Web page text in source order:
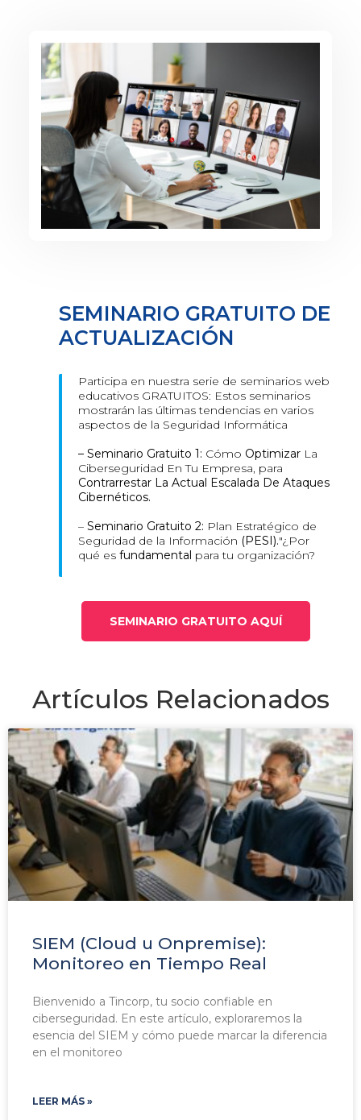
SEMINARIO GRATUITO DE
ACTUALIZACIÓN
Participa en nuestra serie de seminarios web
educativos GRATUITOS: Estos seminarios
mostrarán las últimas tendencias en varios
aspectos de la Seguridad Informática
– Seminario Gratuito 1: Cómo Optimizar La
Ciberseguridad En Tu Empresa, para
Contrarrestar La Actual Escalada De Ataques
Cibernéticos.
–Seminario Gratuito 2: Plan Estratégico de
Seguridad de la Información (PESI)."¿Por
qué esfundamental para tu organización?
SEMINARIO GRATUITO AQUÍ
Artículos Relacionados
SIEM (Cloud u Onpremise):
Monitoreo en Tiempo Real
Bienvenido a Tincorp, tu socio confiable en
ciberseguridad. En este artículo, exploraremos la
esencia del SIEM y cómo puede marcar la diferencia
en el monitoreo
LEER MÁS »